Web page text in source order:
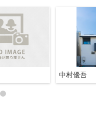
中村優吾